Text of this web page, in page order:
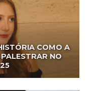
COMO A
NO